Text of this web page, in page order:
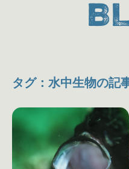
タグ：水中生物の記